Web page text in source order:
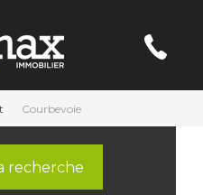
Courbevoie
recherche